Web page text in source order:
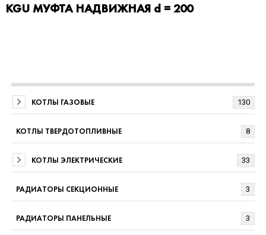
KGU МУФТА НАДВИЖНАЯ d = 200
КОТЛЫ ГАЗОВЫЕ 130
КОТЛЫ ТВЕРДОТОПЛИВНЫЕ 8
КОТЛЫ ЭЛЕКТРИЧЕСКИЕ 33
РАДИАТОРЫ СЕКЦИОННЫЕ 3
РАДИАТОРЫ ПАНЕЛЬНЫЕ 3